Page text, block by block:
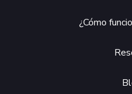
¿Cómo